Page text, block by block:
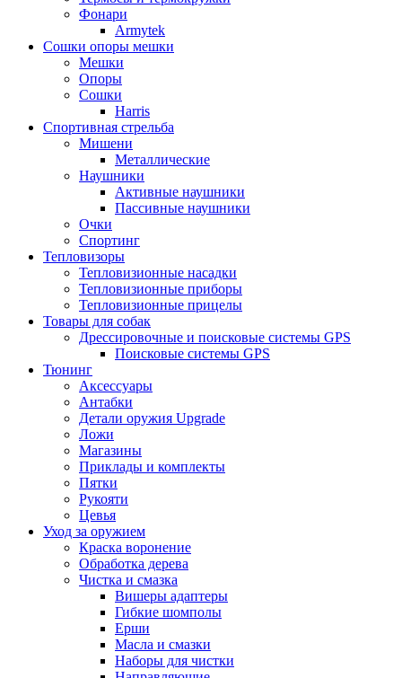
Фонари
Armytek
Сошки опоры мешки
Мешки
Опоры
Сошки
Harris
Спортивная стрельба
Мишени
Металлические
Наушники
Активные наушники
Пассивные наушники
Очки
Спортинг
Тепловизоры
Тепловизионные насадки
Тепловизионные приборы
Тепловизионные прицелы
Товары для собак
Дрессировочные и поисковые системы GPS
Поисковые системы GPS
Тюнинг
Аксессуары
Антабки
Детали оружия Upgrade
Ложи
Магазины
Приклады и комплекты
Пятки
Рукояти
Цевья
Уход за оружием
Краска воронение
Обработка дерева
Чистка и смазка
Вишеры адаптеры
Гибкие шомполы
Ерши
Масла и смазки
Наборы для чистки